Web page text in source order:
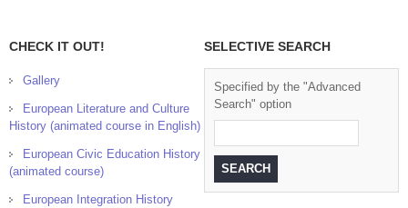
CHECK IT OUT!
Gallery
European Literature and Culture
History (animated course in English)
European Civic Education History
(animated course)
European Integration History
SELECTIVE SEARCH
Specified by the "Advanced
Search" option